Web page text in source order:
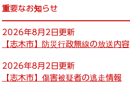
重要なお知らせ
2026年8月2日更新
【志木市】防災行政無線の放送内容
2026年8月2日更新
【志木市】傷害被疑者の逃走情報